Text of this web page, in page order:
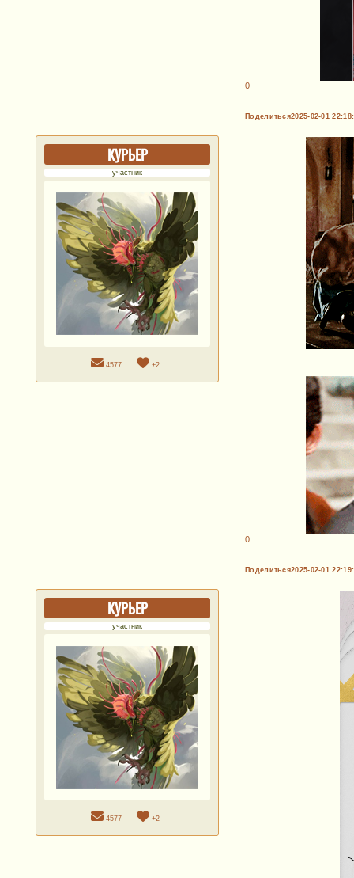
0
Поделиться2025-02-01
КУРЬЕР
участник
4577 +2
0
Поделиться2025-02-01
КУРЬЕР
участник
4577 +2